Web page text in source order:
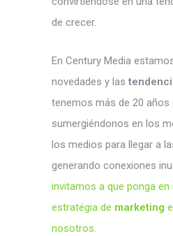
de crecer.
En Century Media
novedades y las
tenemos más de 20 años
sumergiéndonos en los
los medios para llegar a
generando conexiones
invitamos a que ponga en
estratégia de marketing
nosotros.